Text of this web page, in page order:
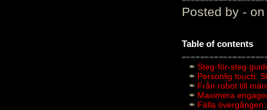
Posted by - on
Table of contents
Steg-för-steg
Personlig touch:
Från robot till
Maximera
Fälla